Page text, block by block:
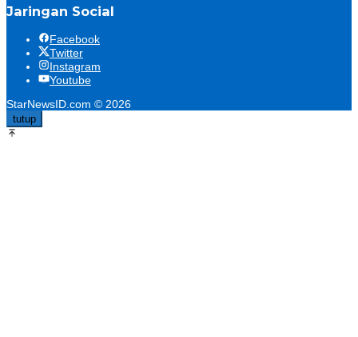
Jaringan Social
Facebook
Twitter
Instagram
Youtube
StarNewsID.com © 2026
tutup